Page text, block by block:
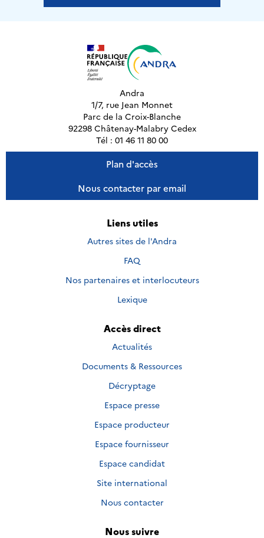
Andra
1/7, rue Jean Monnet
Parc de la Croix-Blanche
92298 Châtenay-Malabry Cedex
Tél : 01 46 11 80 00
Plan d'accès
Nous contacter par email
Liens utiles
Autres sites de l'Andra
FAQ
Nos partenaires et interlocuteurs
Lexique
Accès direct
Actualités
Documents & Ressources
Décryptage
Espace presse
Espace producteur
Espace fournisseur
Espace candidat
Site international
Nous contacter
Nous suivre